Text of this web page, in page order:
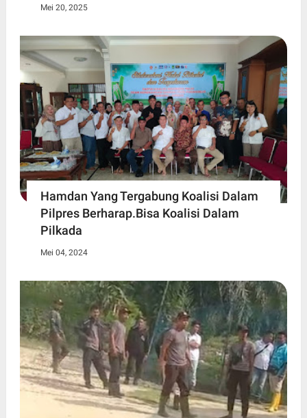
Mei 20, 2025
Hamdan Yang Tergabung Koalisi Dalam
Pilpres Berharap.Bisa Koalisi Dalam
Pilkada
Mei 04, 2024